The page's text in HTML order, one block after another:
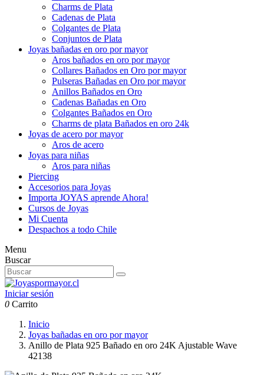
Charms de Plata
Cadenas de Plata
Colgantes de Plata
Conjuntos de Plata
Joyas bañadas en oro por mayor
Aros bañados en oro por mayor
Collares Bañados en Oro por mayor
Pulseras Bañadas en Oro por mayor
Anillos Bañados en Oro
Cadenas Bañadas en Oro
Colgantes Bañados en Oro
Charms de plata Bañados en oro 24k
Joyas de acero por mayor
Aros de acero
Joyas para niñas
Aros para niñas
Piercing
Accesorios para Joyas
Importa JOYAS aprende Ahora!
Cursos de Joyas
Mi Cuenta
Despachos a todo Chile
Menu
Buscar
Iniciar sesión
0 Carrito
Inicio
Joyas bañadas en oro por mayor
Anillo de Plata 925 Bañado en oro 24K Ajustable Wave
42138